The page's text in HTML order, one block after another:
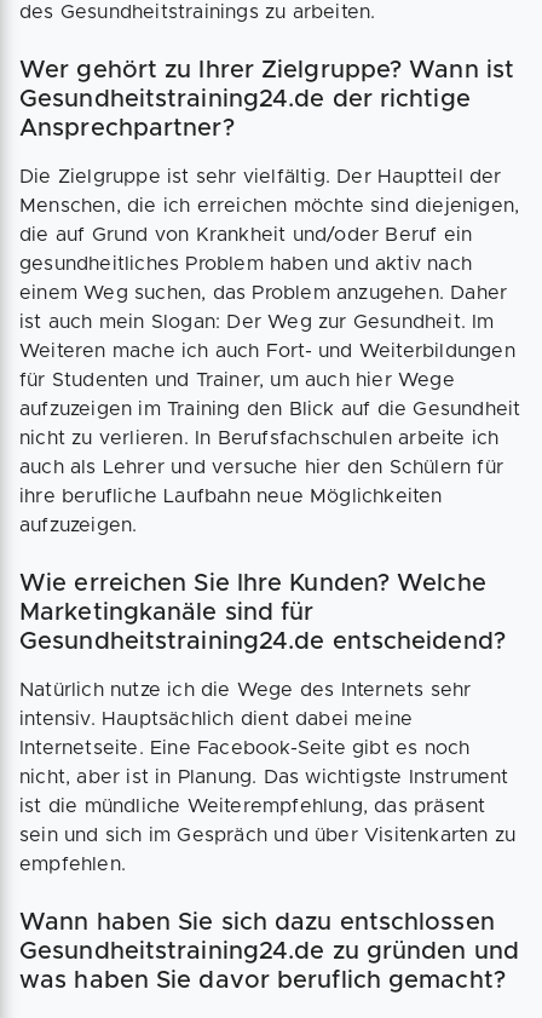
des Gesundheitstrainings zu arbeiten.
Wer gehört zu Ihrer Zielgruppe? Wann ist
Gesundheitstraining24.de der richtige
Ansprechpartner?
Die Zielgruppe ist sehr vielfältig. Der Hauptteil der
Menschen, die ich erreichen möchte sind diejenigen,
die auf Grund von Krankheit und/oder Beruf ein
gesundheitliches Problem haben und aktiv nach
einem Weg suchen, das Problem anzugehen. Daher
ist auch mein Slogan: Der Weg zur Gesundheit. Im
Weiteren mache ich auch Fort- und Weiterbildungen
für Studenten und Trainer, um auch hier Wege
aufzuzeigen im Training den Blick auf die Gesundheit
nicht zu verlieren. In Berufsfachschulen arbeite ich
auch als Lehrer und versuche hier den Schülern für
ihre berufliche Laufbahn neue Möglichkeiten
aufzuzeigen.
Wie erreichen Sie Ihre Kunden? Welche
Marketingkanäle sind für
Gesundheitstraining24.de entscheidend?
Natürlich nutze ich die Wege des Internets sehr
intensiv. Hauptsächlich dient dabei meine
Internetseite. Eine Facebook-Seite gibt es noch
nicht, aber ist in Planung. Das wichtigste Instrument
ist die mündliche Weiterempfehlung, das präsent
sein und sich im Gespräch und über Visitenkarten zu
empfehlen.
Wann haben Sie sich dazu entschlossen
Gesundheitstraining24.de zu gründen und
was haben Sie davor beruflich gemacht?